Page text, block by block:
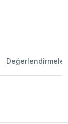
Değerlendirmeler